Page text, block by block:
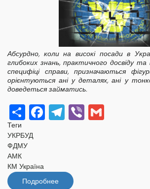
Абсурдно, коли на високі посади в
глибоких знань, практичного досвіду та
специфіці справи, призначаються
орієнтуються ані у деталях, ані у
доведеться займатись.
Share
Facebook
Telegram
Viber
Теги
УКРБУД
ФДМУ
АМК
КМ Україна
Подробнее